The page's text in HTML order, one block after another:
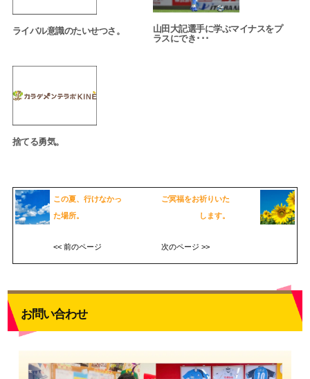
ライバル意識のたいせつさ。
山田大記選手に学ぶマイナスをプ
ラスにでき･･･
捨てる勇気。
この夏、行けなかっ
た場所。
<< 前のページ
ご冥福をお祈りいた
します。
次のページ >>
お問い合わせ